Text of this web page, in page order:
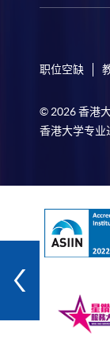
职位空缺
© 2026 香港
香港大学专业